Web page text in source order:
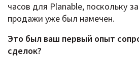
часов для Planable, поскольку
продажи уже был намечен.
Это был ваш первый опыт
сделок?